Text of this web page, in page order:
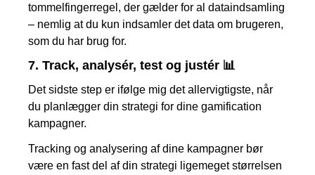
tommelfingerregel, der gælder for al dataindsamling
– nemlig at du kun indsamler det data om brugeren,
som du har brug for.
7. Track, analysér, test og justér 📊
Det sidste step er ifølge mig det allervigtigste, når
du planlægger din strategi for dine gamification
kampagner.
Tracking og analysering af dine kampagner bør
være en fast del af din strategi ligemeget størrelsen